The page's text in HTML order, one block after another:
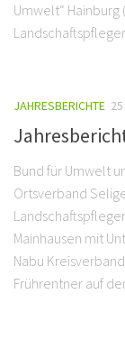
Umwelt“ Hainburg
JAHRESBERICHTE
Bund für Umwelt
Ortsverband
Mainhausen mit
Nabu
Frührentner auf